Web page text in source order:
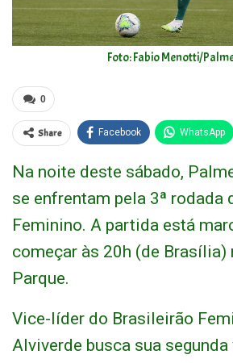
Foto: Fabio Menotti/
0
Share Facebook WhatsApp
Na noite deste sábado,
se enfrentam pela 3ª rodada
Feminino. A partida está
começar às 20h (de Brasília)
Parque.
Vice-líder do Brasileirão
Alviverde busca sua